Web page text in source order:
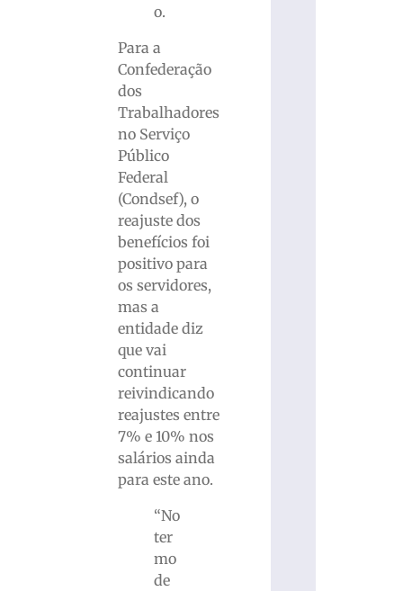
o.
Para a
Confederação
dos
Trabalhadores
no Serviço
Público
Federal
(Condsef), o
reajuste dos
benefícios foi
positivo para
os servidores,
mas a
entidade diz
que vai
continuar
reivindicando
reajustes entre
7% e 10% nos
salários ainda
para este ano.
“No
ter
mo
de